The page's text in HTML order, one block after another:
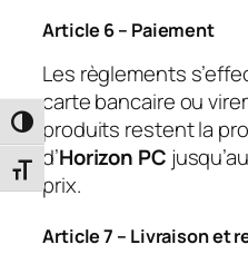
Passer en contraste élevé
Changer la taille de la police
Article 6 – Paiement
Les règlements
carte bancaire ou
produits restent la
d’Horizon PC
prix.
Article 7 – Livraison et